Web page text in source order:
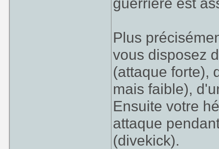
Plus
vous disposez
(attaque forte),
mais faible),
Ensuite votre
attaque
(divekick).